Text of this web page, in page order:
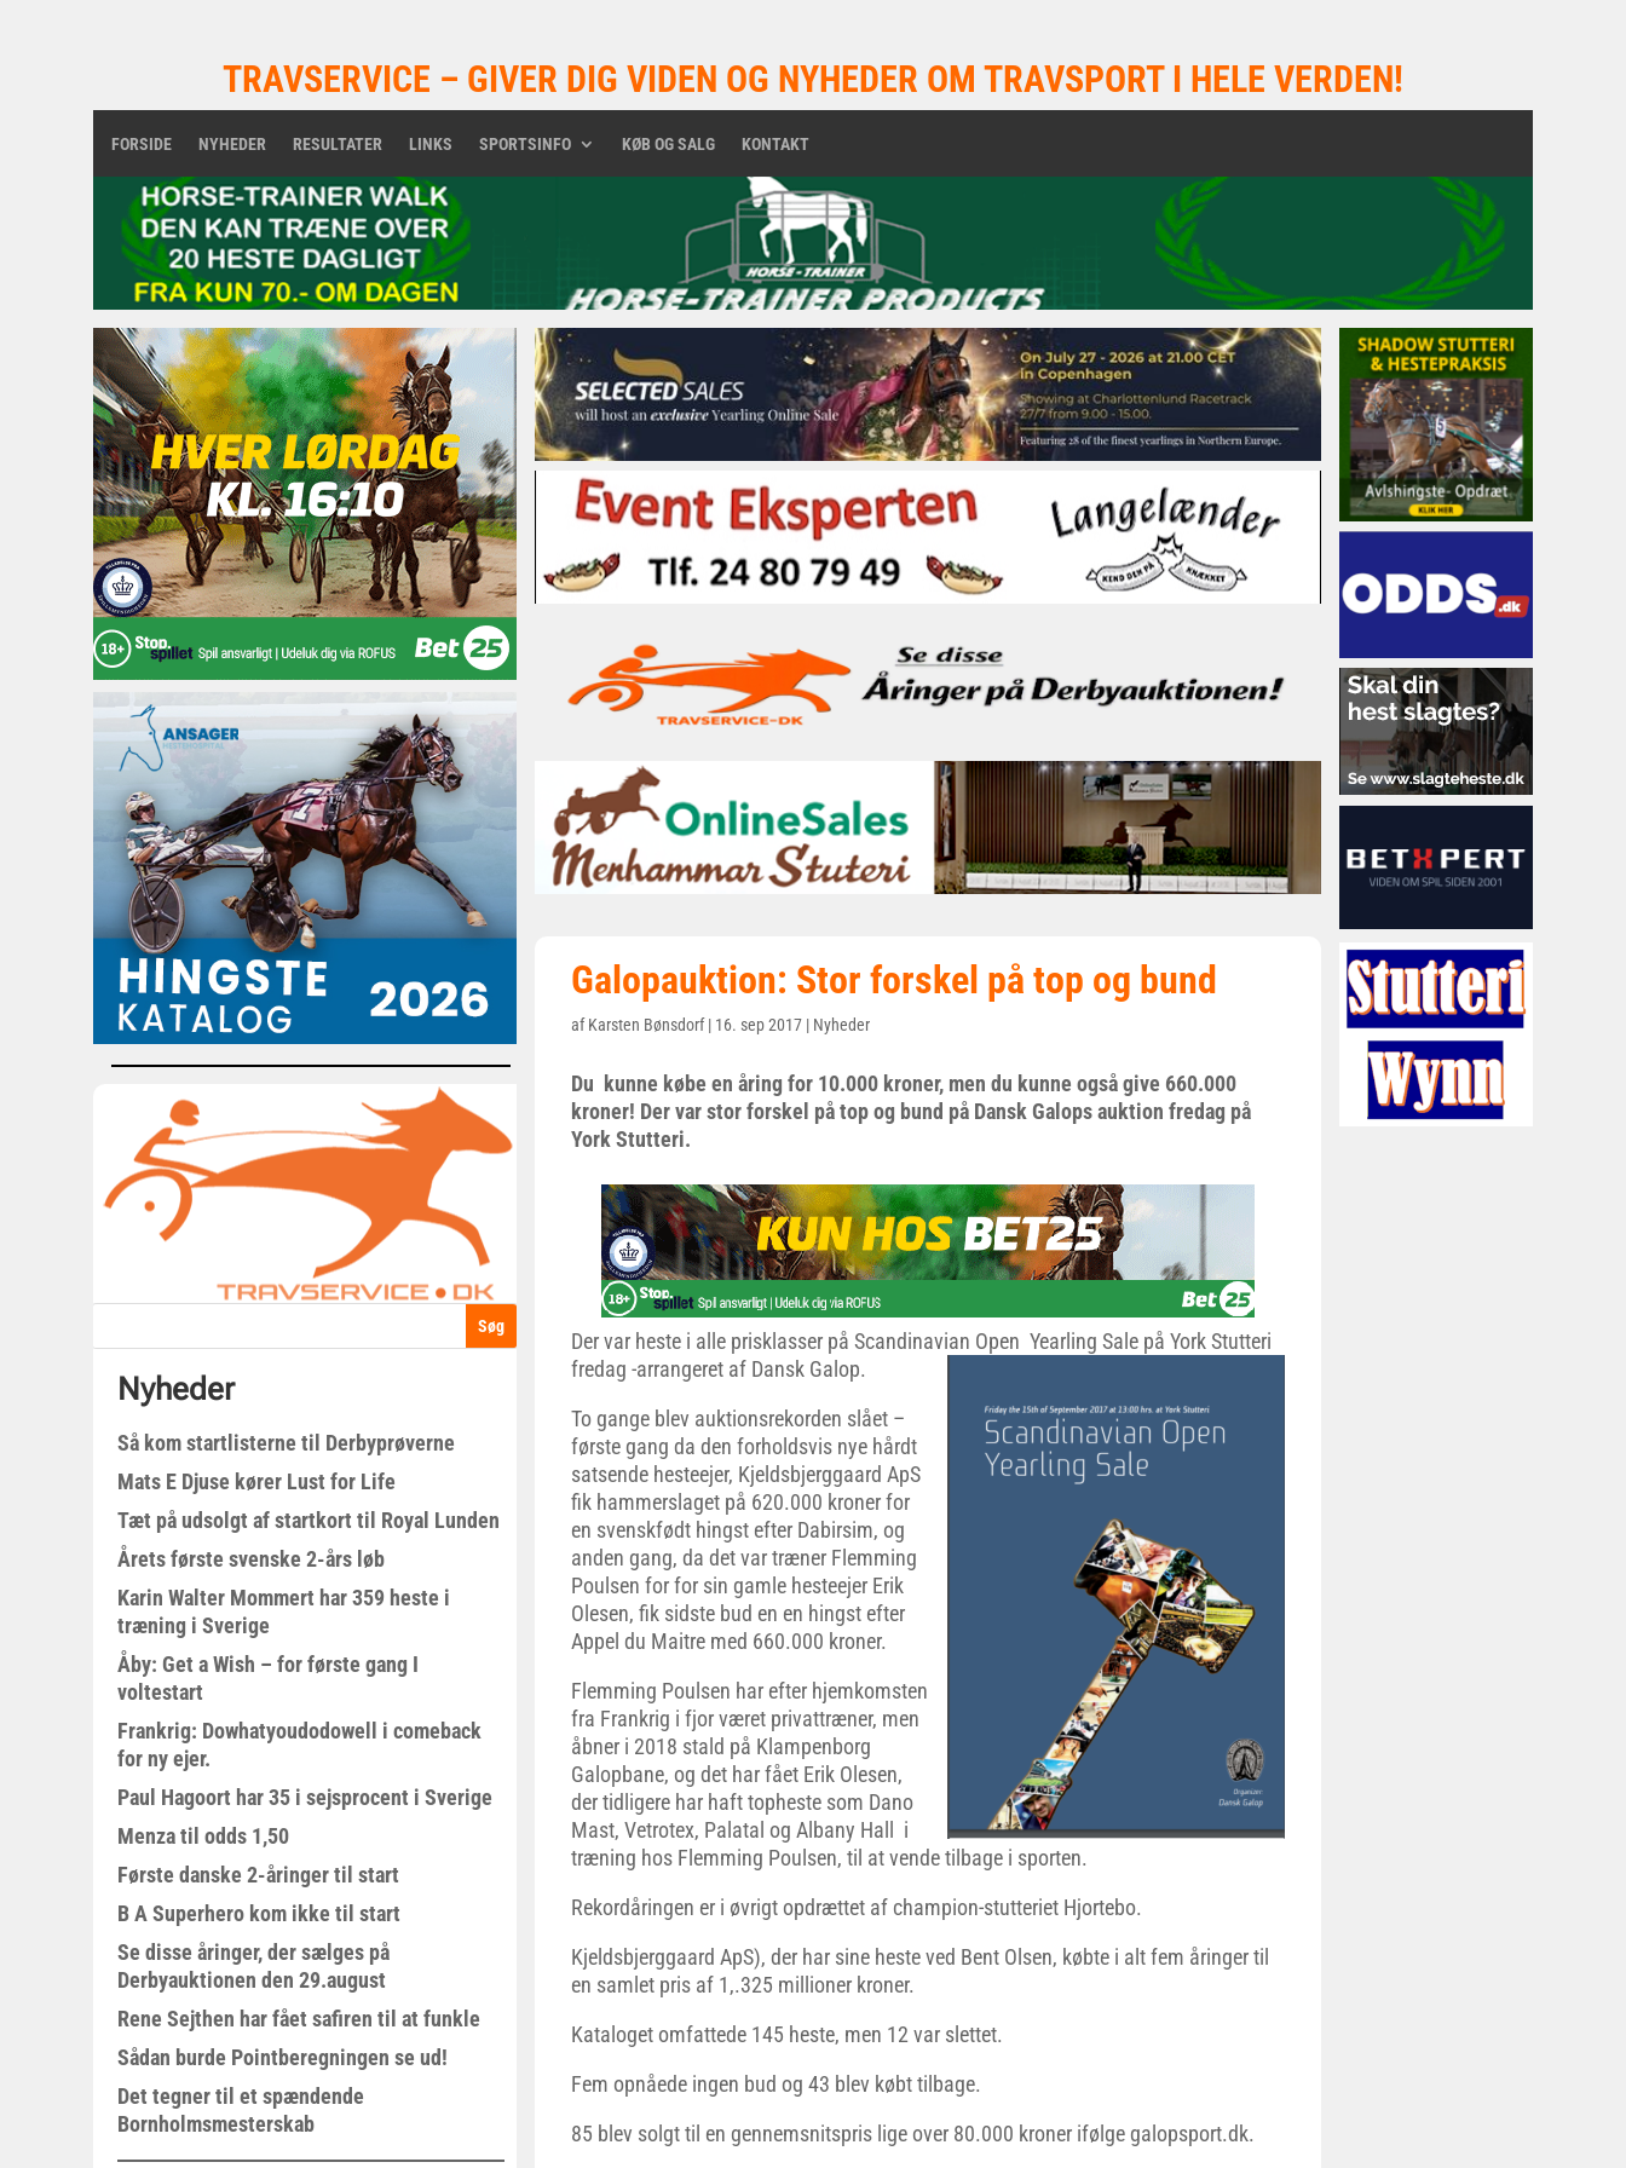
TRAVSERVICE – GIVER DIG VIDEN OG NYHEDER OM TRAVSPORT I HELE VERDEN!
FORSIDE NYHEDER RESULTATER LINKS SPORTSINFO KØB OG SALG KONTAKT
Nyheder
Så kom startlisterne til Derbyprøverne
Mats E Djuse kører Lust for Life
Tæt på udsolgt af startkort til Royal Lunden
Årets første svenske 2-års løb
Karin Walter Mommert har 359 heste i
træning i Sverige
Åby: Get a Wish – for første gang I
voltestart
Frankrig: Dowhatyoudodowell i comeback
for ny ejer.
Paul Hagoort har 35 i sejsprocent i Sverige
Menza til odds 1,50
Første danske 2-åringer til start
B A Superhero kom ikke til start
Se disse åringer, der sælges på
Derbyauktionen den 29.august
Rene Sejthen har fået safiren til at funkle
Sådan burde Pointberegningen se ud!
Det tegner til et spændende
Bornholmsmesterskab
Galopauktion: Stor forskel på top og bund
afKarsten Bønsdorf| 16. sep 2017 | Nyheder
Du kunne købe en åring for 10.000 kroner, men du kunne også give 660.000
kroner! Der var stor forskel på top og bund på Dansk Galops auktion fredag på
York Stutteri.
Der var heste i alle prisklasser på Scandinavian Open Yearling Sale på York Stutteri
fredag -arrangeret af Dansk Galop.
To gange blev auktionsrekorden slået –
første gang da den forholdsvis nye hårdt
satsende hesteejer, Kjeldsbjerggaard ApS
fik hammerslaget på 620.000 kroner for
en svenskfødt hingst efter Dabirsim, og
anden gang, da det var træner Flemming
Poulsen for for sin gamle hesteejer Erik
Olesen, fik sidste bud en en hingst efter
Appel du Maitre med 660.000 kroner.
Flemming Poulsen har efter hjemkomsten
fra Frankrig i fjor været privattræner, men
åbner i 2018 stald på Klampenborg
Galopbane, og det har fået Erik Olesen,
der tidligere har haft topheste som Dano
Mast, Vetrotex, Palatal og Albany Hall i
træning hos Flemming Poulsen, til at vende tilbage i sporten.
Rekordåringen er i øvrigt opdrættet af champion-stutteriet Hjortebo.
Kjeldsbjerggaard ApS), der har sine heste ved Bent Olsen, købte i alt fem åringer til
en samlet pris af 1,.325 millioner kroner.
Kataloget omfattede 145 heste, men 12 var slettet.
Fem opnåede ingen bud og 43 blev købt tilbage.
85 blev solgt til en gennemsnitspris lige over 80.000 kroner ifølge galopsport.dk.